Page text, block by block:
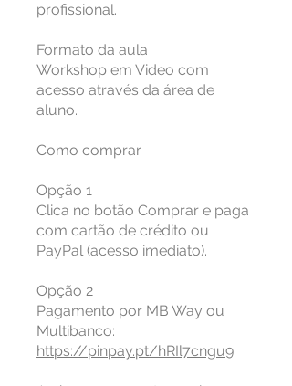
profissional.
Formato da aula
Workshop em Video com
acesso através da área de
aluno.
Como comprar
Opção 1
Clica no botão Comprar e paga
com cartão de crédito ou
PayPal (acesso imediato).
Opção 2
Pagamento por MB Way ou
https://pinpay.pt/hRIl7cngu9